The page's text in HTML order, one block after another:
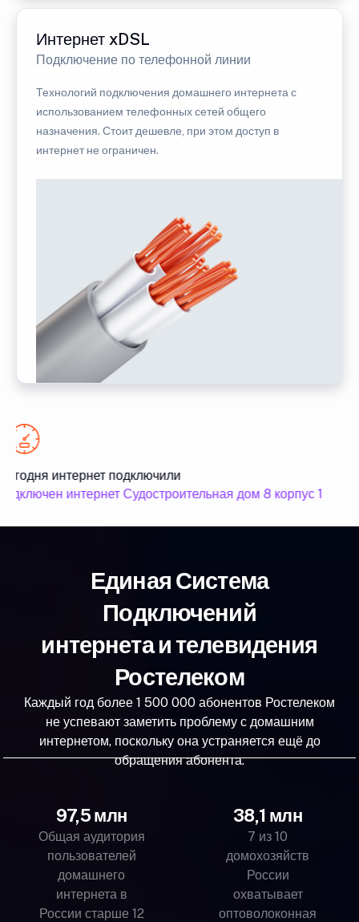
Интернет xDSL
Подключение по телефонной линии
Технологий подключения домашнего интернета с
использованием телефонных сетей общего
назначения. Стоит дешевле, при этом доступ в
интернет не ограничен.
интернет подключили
интернет Судостроительная дом 8 корпус 1
Единая Система
Подключений
интернета и телевидения
Ростелеком
Каждый год более 1 500 000 абонентов Ростелеком
не успевают заметить проблему с домашним
интернетом, поскольку она устраняется ещё до
обращения абонента.
97,5 млн
Общая аудитория
пользователей
домашнего
интернета в
России старше 12
38,1 млн
7 из 10
домохозяйств
России
охватывает
оптоволоконная